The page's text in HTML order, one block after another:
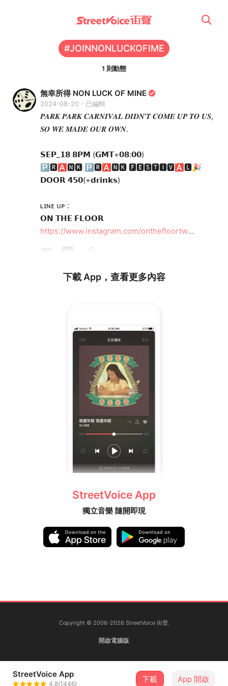
#JOINNONLUCKOFIME
1 則動態
無幸所得 NON LUCK OF MINE
2024-08-20・已編輯
𝑷𝑨𝑹𝑲 𝑷𝑨𝑹𝑲 𝑪𝑨𝑹𝑵𝑰𝑽𝑨𝑳 𝑫𝑰𝑫𝑵'𝑻 𝑪𝑶𝑴𝑬 𝑼𝑷 𝑻𝑶 𝑼𝑺,
𝑺𝑶 𝑾𝑬 𝑴𝑨𝑫𝑬 𝑶𝑼𝑹 𝑶𝑾𝑵.
𝗦𝗘𝗣_𝟭𝟴 𝟴𝗣𝗠 (𝗚𝗠𝗧+𝟬𝟴:𝟬𝟬)
🅿🆁🅰🅽🅺 🅿🆁🅰🅽🅺 🅵🅴🆂🆃🅸🆅🅰🅻🎉
𝗗𝗢𝗢𝗥 𝟰𝟱𝟬(+𝗱𝗿𝗶𝗻𝗸𝘀)
ʟɪɴᴇ ᴜᴘ :
𝗢𝗡 𝗧𝗛𝗘 𝗙𝗟𝗢𝗢𝗥
https://www.instagram.com/onthefloortw
✨ꜱᴘᴇᴄɪᴀʟ ɢᴜᴇꜱᴛꜱ ᴀʀᴇ✨
ɪᴛ ᴡᴏᴜʟᴅ ʙᴇ ʜᴜɢᴇ.
𝓦𝓮𝓵𝓬𝓸𝓶𝓮 𝓽𝓸 𝓟𝓡𝓐𝓝𝓚 𝓟𝓡𝓐𝓝𝓚 𝓕𝓔𝓢𝓣𝓘𝓥𝓐𝓛.
ᴠɪꜱᴜᴀʟ ᴅᴇꜱɪɢɴ @shouonn
——————————————————————
應聲倒地ON THE FLOOR
@onthefloortw
「應聲倒地，來自台北。
透過直接的歌詞傳達內心原始且青春的衝動。」
無幸所得NON LUCK OF MINE
@nonluckofmine
「就是個伴奏樂團。」
無幸所得NON LUCK OF MINE feat. Bedroom
基本上就是一場專場的量。」
✨1 @error4_1995
李澧，嘉義人。A.K.A. 𝗚ood 𝗔t 𝗬u-Gi-Oh
→
下載 App，查看更多內容
StreetVoice App
獨立音樂 隨開即現
Copyright © 2006-2026 StreetVoice 街聲.
開啟電腦版
StreetVoice App
4.8(1446) 下載 App 開啟